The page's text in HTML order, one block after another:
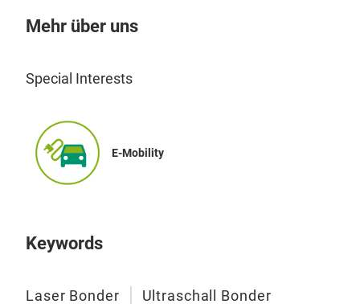
Mehr über uns
Special Interests
E-Mobility
Keywords
Laser Bonder Ultraschall Bonder